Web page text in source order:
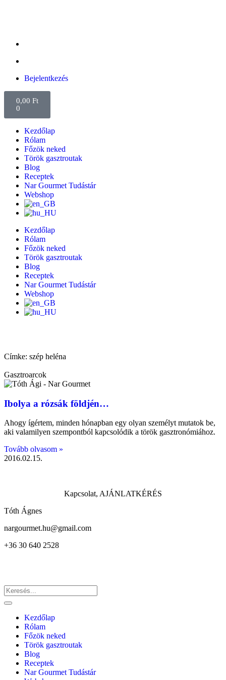
Bejelentkezés
0,00 Ft
0
Kezdőlap
Rólam
Főzök neked
Török gasztroutak
Blog
Receptek
Nar Gourmet Tudástár
Webshop
Kezdőlap
Rólam
Főzök neked
Török gasztroutak
Blog
Receptek
Nar Gourmet Tudástár
Webshop
Címke: szép heléna
Gasztroarcok
Ibolya a rózsák földjén…
Ahogy ígértem, minden hónapban egy olyan személyt mutatok be,
aki valamilyen szempontból kapcsolódik a török gasztronómiához.
Tovább olvasom »
2016.02.15.
Kapcsolat, AJÁNLATKÉRÉS
Tóth Ágnes
nargourmet.hu@gmail.com
+36 30 640 2528
Kezdőlap
Rólam
Főzök neked
Török gasztroutak
Blog
Receptek
Nar Gourmet Tudástár